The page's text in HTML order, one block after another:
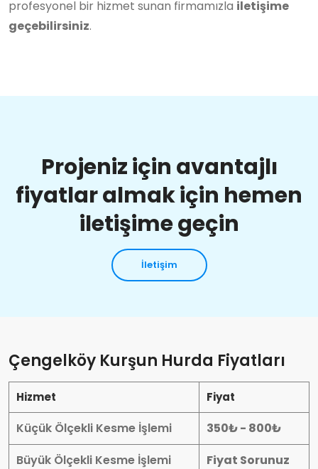
profesyonel bir hizmet sunan firmamızla iletişime
geçebilirsiniz.
Projeniz için avantajlı
fiyatlar almak için hemen
iletişime geçin
İletişim
Çengelköy Kurşun Hurda Fiyatları
Hizmet Fiyat
Küçük Ölçekli Kesme İşlemi
350₺ - 800₺
Büyük Ölçekli Kesme İşlemi
Fiyat Sorunuz